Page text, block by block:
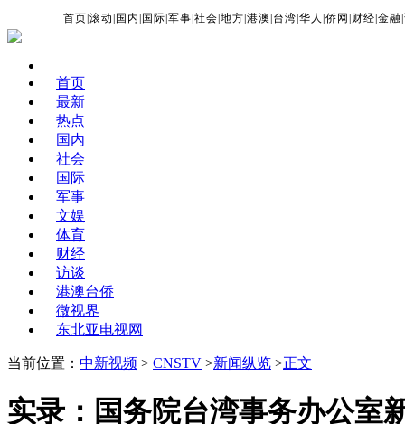
首页 |滚动 国内 国际 |军事 |社会 |地方 |港澳 台湾 |华人 |侨网 财经 |金融 |
首页
最新
热点
国内
社会
国际
军事
文娱
体育
财经
访谈
港澳台侨
微视界
东北亚电视网
当前位置： 中新视频 > CNSTV >新闻纵览 >正文
实录：国务院台湾事务办公室